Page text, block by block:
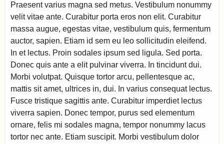
Praesent varius magna sed metus. Vestibulum nonummy
velit vitae ante. Curabitur porta eros non elit. Curabitur
massa augue, egestas vitae, vestibulum quis, fermentum
auctor, sapien. Etiam id sem eu leo sollicitudin eleifend.
In et lectus. Proin sodales ipsum sed ligula. Sed porta.
Donec quis ante a elit pulvinar viverra. In tincidunt dui.
Morbi volutpat. Quisque tortor arcu, pellentesque ac,
mattis sit amet, ultrices in, dui. In varius consequat lectus.
Fusce tristique sagittis ante. Curabitur imperdiet lectus
viverra sapien. Donec tempor, purus sed elementum
ornare, felis mi sodales magna, tempor nonummy lacus
tortor nec ante. Etiam suscipit. Morbi vestibulum dolor